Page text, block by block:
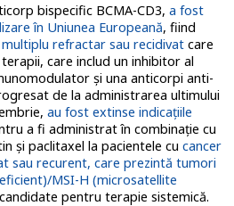
bispecific BCMA-CD3, a fost
în Uniunea Europeană, fiind
refractar sau recidivatcare
care includ un inhibitor al
şi una anticorpi anti-
de la administrarea ultimului
au fost extinse indicaţiile
a fi administrat în combinaţie cu
şi paclitaxel la pacientele cu cancer
sau recurent, care prezintă tumori
MSI-H (microsatellite
pentru terapie sistemică.